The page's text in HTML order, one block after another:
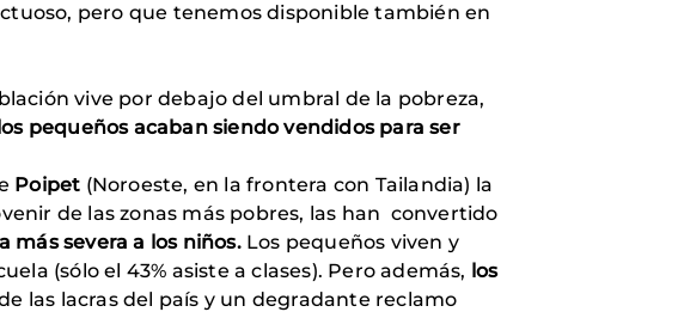
pero que tenemos disponible también en
vive por debajo del umbral de la pobreza,
pequeños acaban siendo vendidos para ser
Poipet (Noroeste, en la frontera con Tailandia) la
de las zonas más pobres, las han convertido
severa a los niños.Los pequeños viven y
(sólo el 43% asiste a clases). Pero además, los
las lacras del país y un degradante reclamo